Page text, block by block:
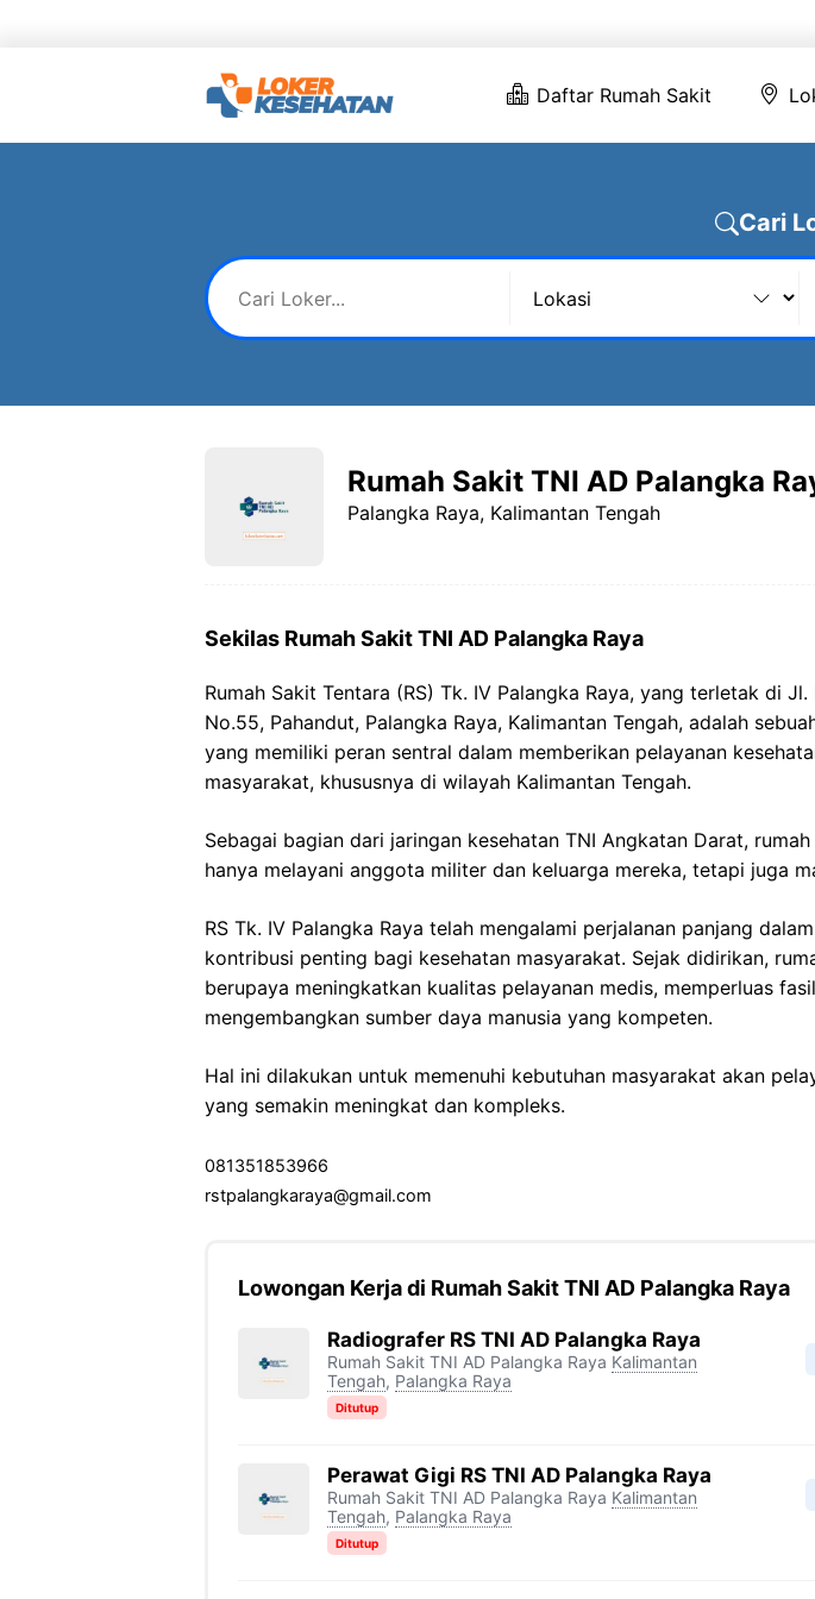
Daftar Rumah Sakit
Cari
Rumah Sakit TNI AD Palangka
Palangka Raya, Kalimantan Tengah
Sekilas Rumah Sakit TNI AD Palangka Raya
Rumah Sakit Tentara (RS) Tk. IV Palangka Raya, yang terletak di
No.55, Pahandut, Palangka Raya, Kalimantan Tengah, adalah
yang memiliki peran sentral dalam memberikan pelayanan
masyarakat, khususnya di wilayah Kalimantan Tengah.
Sebagai bagian dari jaringan kesehatan TNI Angkatan Darat,
hanya melayani anggota militer dan keluarga mereka, tetapi juga
RS Tk. IV Palangka Raya telah mengalami perjalanan panjang
kontribusi penting bagi kesehatan masyarakat. Sejak didirikan,
berupaya meningkatkan kualitas pelayanan medis, memperluas
mengembangkan sumber daya manusia yang kompeten.
Hal ini dilakukan untuk memenuhi kebutuhan masyarakat akan
yang semakin meningkat dan kompleks.
081351853966
rstpalangkaraya@gmail.com
Lowongan Kerja di Rumah Sakit TNI AD Palangka Raya
Radiografer RS TNI AD Palangka Raya
Rumah Sakit TNI AD Palangka Raya Kalimantan
Tengah, Palangka Raya
Ditutup
Perawat Gigi RS TNI AD Palangka Raya
Rumah Sakit TNI AD Palangka Raya Kalimantan
Tengah, Palangka Raya
Ditutup